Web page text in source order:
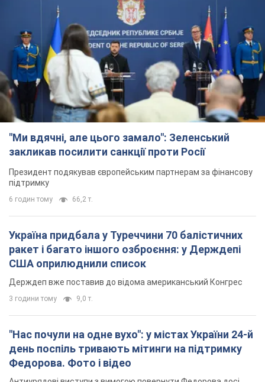
"Ми вдячні, але цього замало": Зеленський
закликав посилити санкції проти Росії
Президент подякував європейським партнерам за фінансову
підтримку
6 годин тому 66,2 т.
Україна придбала у Туреччини 70 балістичних
ракет і багато іншого озброєння: у Держдепі
США оприлюднили список
Держдеп вже поставив до відома американський Конгрес
3 години тому 9,0 т.
"Нас почули на одне вухо": у містах України 24-й
день поспіль тривають мітинги на підтримку
Федорова. Фото і відео